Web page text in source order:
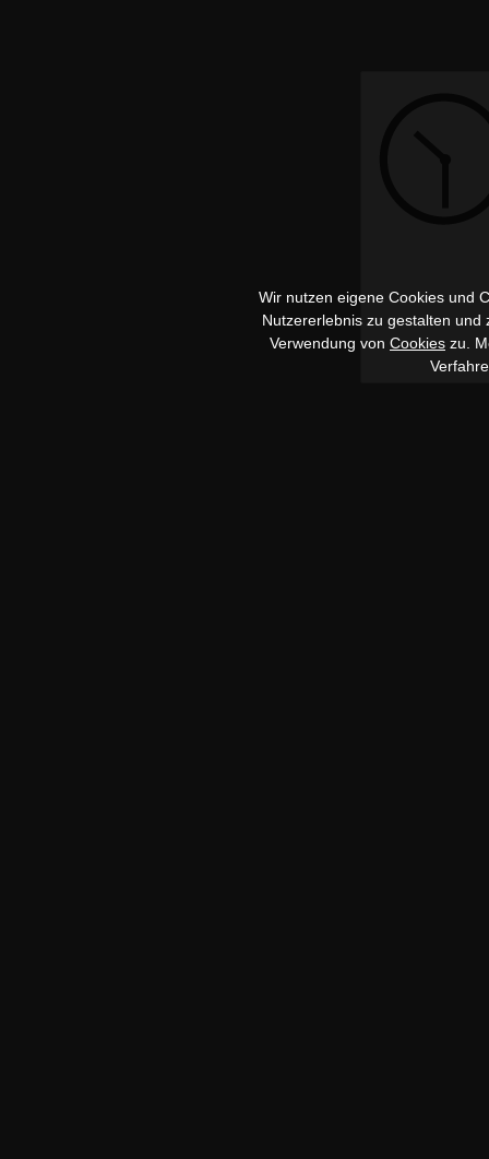
Wir nutzen eigene Cookies und
Nutzererlebnis zu gestalten
Verwendung von Cookies zu.